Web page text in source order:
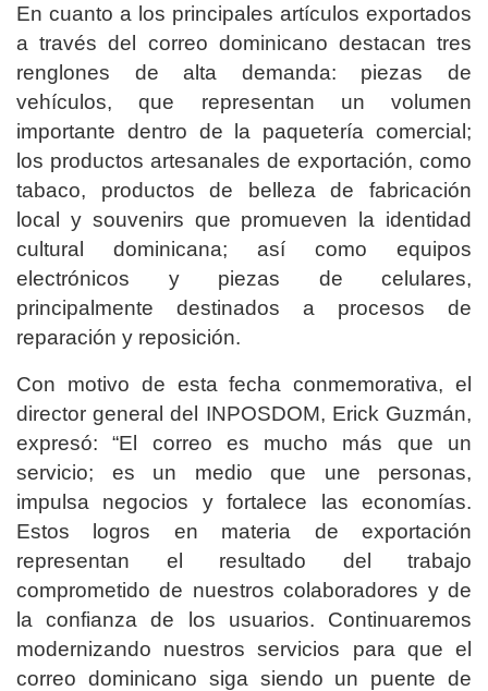
En cuanto a los principales artículos exportados
a través del correo dominicano destacan tres
renglones de alta demanda: piezas de
vehículos, que representan un volumen
importante dentro de la paquetería comercial;
los productos artesanales de exportación, como
tabaco, productos de belleza de fabricación
local y souvenirs que promueven la identidad
cultural dominicana; así como equipos
electrónicos y piezas de celulares,
principalmente destinados a procesos de
reparación y reposición.
Con motivo de esta fecha conmemorativa, el
director general del INPOSDOM, Erick Guzmán,
expresó: “El correo es mucho más que un
servicio; es un medio que une personas,
impulsa negocios y fortalece las economías.
Estos logros en materia de exportación
representan el resultado del trabajo
comprometido de nuestros colaboradores y de
la confianza de los usuarios. Continuaremos
modernizando nuestros servicios para que el
correo dominicano siga siendo un puente de